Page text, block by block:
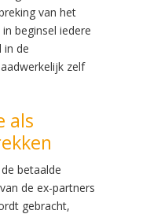
van het
beginsel iedere
in de
zelf
als
betaalde
de ex-partners
gebracht,